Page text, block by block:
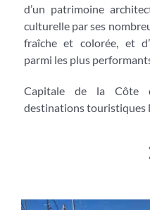
d’un patrimoine
culturelle par ses
fraîche et colorée, et
parmi les plus
Capitale de la Côte
destinations touristiques